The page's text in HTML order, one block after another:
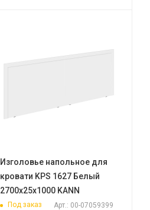
Изголовье напольное для
кровати KPS 1627 Белый
2700х25х1000 KANN
Под заказ Арт.: 00-07059399